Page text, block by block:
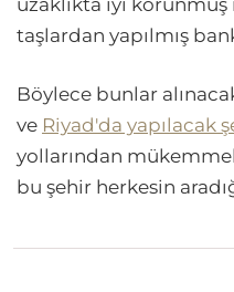
uzaklıkta iyi korunmuş
taşlardan yapılmış
Böylece bunlar
ve Riyad'da yapılacak
yollarından
bu şehir herkesin